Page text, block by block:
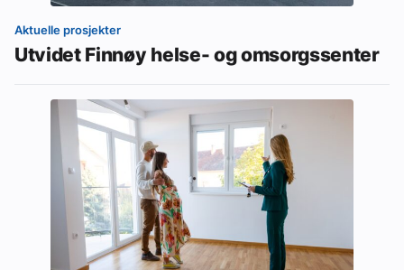
Aktuelle prosjekter
Utvidet Finnøy helse- og omsorgssenter